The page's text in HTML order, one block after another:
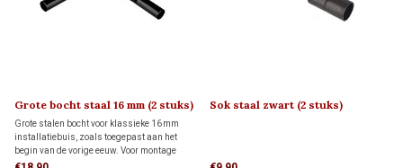
Grote bocht staal 16 mm (2 stuks)
Grote stalen bocht voor klassieke 16 mm
installatiebuis, zoals toegepast aan het
begin van de vorige eeuw. Voor montage
aan een buis zijn twee sokken nodig, die
Sok staal zwart (2 stuks)